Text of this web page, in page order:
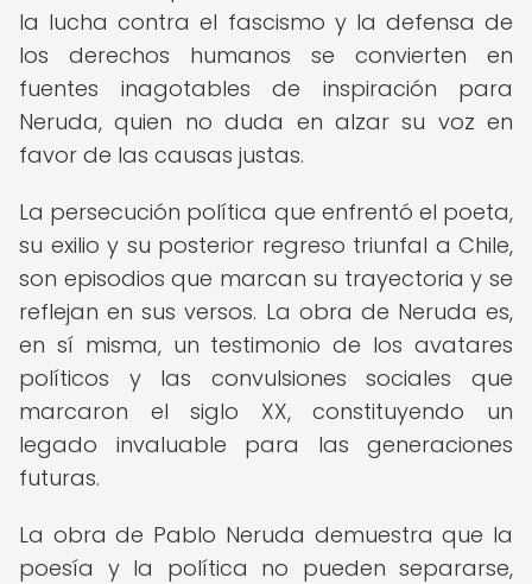
la lucha contra el fascismo y la defensa de
los derechos humanos se convierten en
fuentes inagotables de inspiración para
Neruda, quien no duda en alzar su voz en
favor de las causas justas.
La persecución política que enfrentó el poeta,
su exilio y su posterior regreso triunfal a Chile,
son episodios que marcan su trayectoria y se
reflejan en sus versos. La obra de Neruda es,
en sí misma, un testimonio de los avatares
políticos y las convulsiones sociales que
marcaron el siglo XX, constituyendo un
legado invaluable para las generaciones
futuras.
La obra de Pablo Neruda demuestra que la
poesía y la política no pueden separarse,